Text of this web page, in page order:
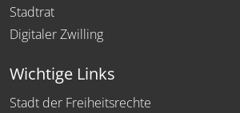
Stadtrat
Digitaler Zwilling
Wichtige Links
Stadt der Freiheitsrechte